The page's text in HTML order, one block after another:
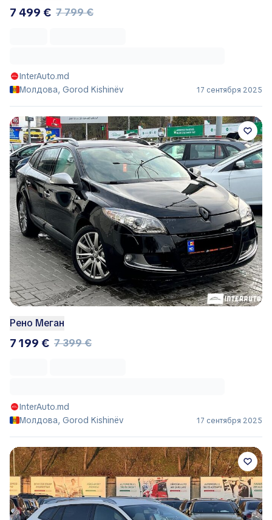
7 499 € 7 799 €
InterAuto.md
Молдова, Gorod Kishinëv
17 сентября 2025
Рено Меган
7 199 € 7 399 €
InterAuto.md
Молдова, Gorod Kishinëv
17 сентября 2025